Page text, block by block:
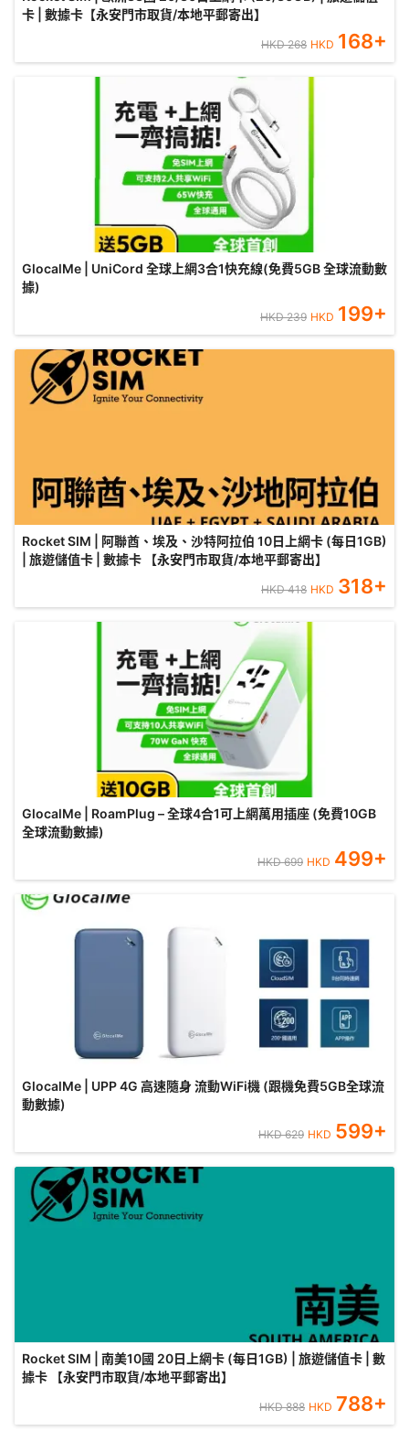
卡 | 數據卡【永安門市取貨/本地平郵寄出】
HKD268 HKD 168+
GlocalMe | UniCord 全球上網3合1快充線(免費5GB 全球流動數
據)
HKD239 HKD 199+
Rocket SIM | 阿聯酋、埃及、沙特阿拉伯 10日上網卡 (每日1GB)
| 旅遊儲值卡 | 數據卡 【永安門市取貨/本地平郵寄出】
HKD418 HKD 318+
GlocalMe | RoamPlug – 全球4合1可上網萬用插座 (免費10GB
全球流動數據)
HKD699 HKD 499+
GlocalMe | UPP 4G 高速隨身 流動WiFi機 (跟機免費5GB全球流
動數據)
HKD629 HKD 599+
Rocket SIM | 南美10國 20日上網卡 (每日1GB) | 旅遊儲值卡 | 數
據卡 【永安門市取貨/本地平郵寄出】
HKD888 HKD 788+